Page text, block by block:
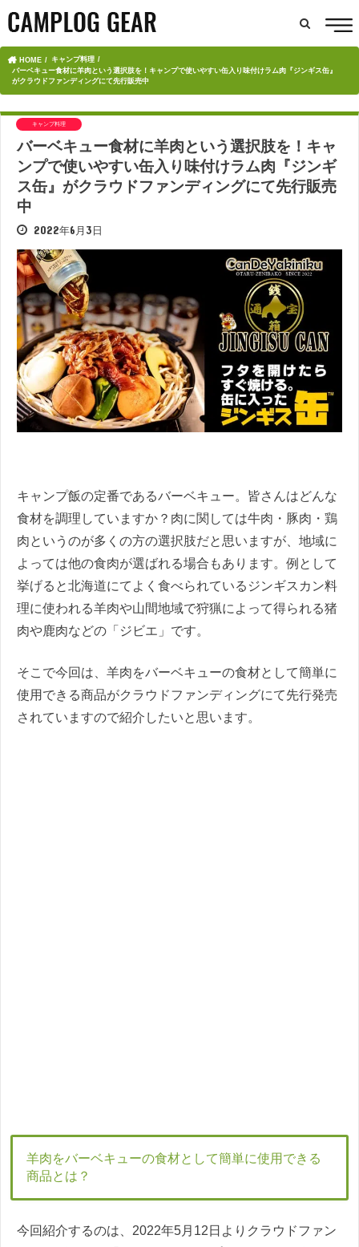
HOME
キャンプ料理
バーベキュー食材に羊肉という選択肢を！キャンプで使いやすい缶入り味付けラム肉『ジンギス缶』
がクラウドファンディングにて先行販売中
キャンプ料理
バーベキュー食材に羊肉という選択肢を！キャ
ンプで使いやすい缶入り味付けラム肉『ジンギ
ス缶』がクラウドファンディングにて先行販売
中
2022年6月3日
キャンプ飯の定番であるバーベキュー。皆さんはどんな
食材を調理していますか？肉に関しては牛肉・豚肉・鶏
肉というのが多くの方の選択肢だと思いますが、地域に
よっては他の食肉が選ばれる場合もあります。例として
挙げると北海道にてよく食べられているジンギスカン料
理に使われる羊肉や山間地域で狩猟によって得られる猪
肉や鹿肉などの「ジビエ」です。
そこで今回は、羊肉をバーベキューの食材として簡単に
使用できる商品がクラウドファンディングにて先行発売
されていますので紹介したいと思います。
羊肉をバーベキューの食材として簡単に使用できる
商品とは？
今回紹介するのは、2022年5月12日よりクラウドファン